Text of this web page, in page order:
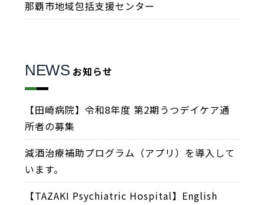
那覇市地域包括支援センター
NEWS お知らせ
【田崎病院】令和8年度 第2期うつデイケア通
所者の募集
減酒治療補助プログラム（アプリ）を導入して
います。
【TAZAKI Psychiatric Hospital】English